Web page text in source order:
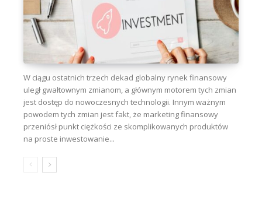
W ciągu ostatnich trzech dekad globalny rynek finansowy
uległ gwałtownym zmianom, a głównym motorem tych zmian
jest dostęp do nowoczesnych technologii. Innym ważnym
powodem tych zmian jest fakt, że marketing finansowy
przeniósł punkt ciężkości ze skomplikowanych produktów
na proste inwestowanie...